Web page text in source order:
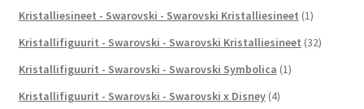
Kristalliesineet - Swarovski - Swarovski Kristalliesineet (1)
Kristallifiguurit - Swarovski - Swarovski Kristalliesineet (32)
Kristallifiguurit - Swarovski - Swarovski Symbolica (1)
Kristallifiguurit - Swarovski - Swarovski x Disney (4)